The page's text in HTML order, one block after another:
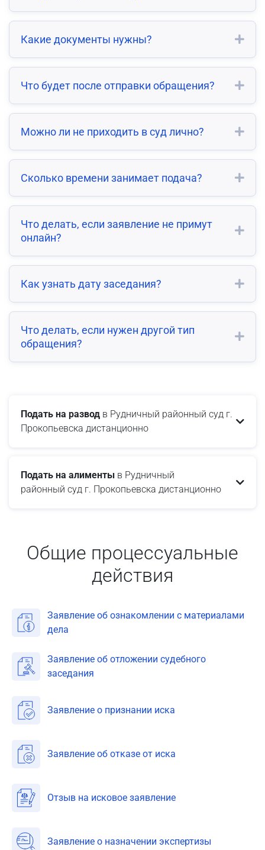
Какие документы нужны?
Что будет после отправки обращения?
Можно ли не приходить в суд лично?
Сколько времени занимает подача?
Что делать, если заявление не примут
онлайн?
Как узнать дату заседания?
Что делать, если нужен другой тип
обращения?
Подать на развод в Рудничный районный суд г.
Прокопьевска дистанционно
Подать на алименты в Рудничный
районный суд г. Прокопьевска дистанционно
Общие процессуальные
действия
Заявление об ознакомлении с материалами
дела
Заявление об отложении судебного
заседания
Заявление о признании иска
Заявление об отказе от иска
Отзыв на исковое заявление
Заявление о назначении экспертизы